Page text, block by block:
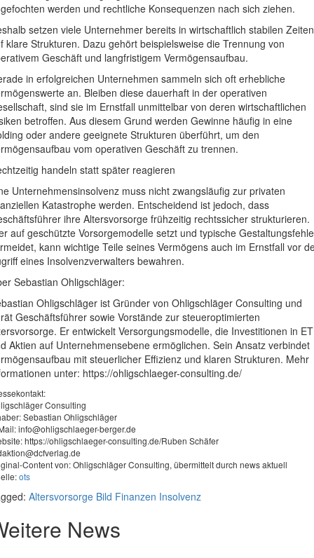
werden und rechtliche Konsequenzen nach sich ziehen.
setzen viele Unternehmer bereits in wirtschaftlich stabilen Zeiten
klare Strukturen. Dazu gehört beispielsweise die Trennung von
Geschäft und langfristigem Vermögensaufbau.
in erfolgreichen Unternehmen sammeln sich oft erhebliche
an. Bleiben diese dauerhaft in der operativen
sind sie im Ernstfall unmittelbar von deren wirtschaftlichen
betroffen. Aus diesem Grund werden Gewinne häufig in eine
oder andere geeignete Strukturen überführt, um den
vom operativen Geschäft zu trennen.
handeln statt später reagieren
Unternehmensinsolvenz muss nicht zwangsläufig zur privaten
Katastrophe werden. Entscheidend ist jedoch, dass
ihre Altersvorsorge frühzeitig rechtssicher strukturieren.
auf geschützte Vorsorgemodelle setzt und typische
kann wichtige Teile seines Vermögens auch im Ernstfall vor
eines Insolvenzverwalters bewahren.
Sebastian Ohligschläger:
Ohligschläger ist Gründer von Ohligschläger Consulting und
Geschäftsführer sowie Vorstände zur steueroptimierten
Er entwickelt Versorgungsmodelle, die Investitionen in
Aktien auf Unternehmensebene ermöglichen. Sein Ansatz verbindet
mit steuerlicher Effizienz und klaren Strukturen. Mehr
unter: https://ohligschlaeger-consulting.de/
Consulting
Sebastian Ohligschläger
info@ohligschlaeger-berger.de
https://ohligschlaeger-consulting.de/Ruben Schäfer
Content von: Ohligschläger Consulting, übermittelt durch news aktuell
ots
Altersvorsorge Bild Finanzen Insolvenz
News